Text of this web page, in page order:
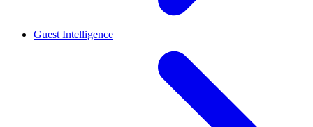
Guest Intelligence